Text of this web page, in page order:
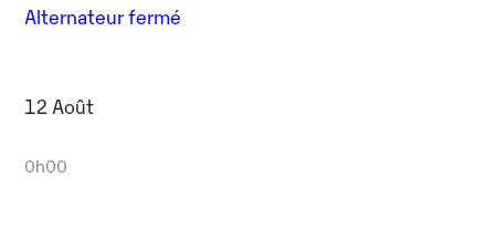
Alternateur fermé
12 Août
0h00